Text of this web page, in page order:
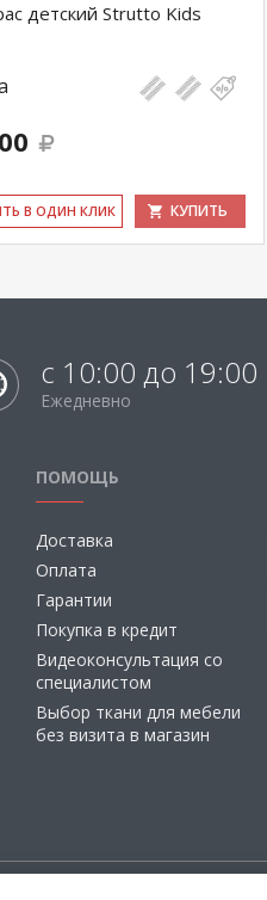
детский Strutto Kids
В ОДИН КЛИК КУПИТЬ
с 10:00 до 19:00
Ежедневно
ПОМОЩЬ
Доставка
Оплата
Гарантии
Покупка в кредит
Видеоконсультация со
специалистом
Выбор ткани для мебели
без визита в магазин